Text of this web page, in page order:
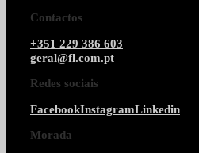
Contactos
+351 229 386 603
geral@fl.com.pt
Redes sociais
FacebookInstagramLinkedin
Morada